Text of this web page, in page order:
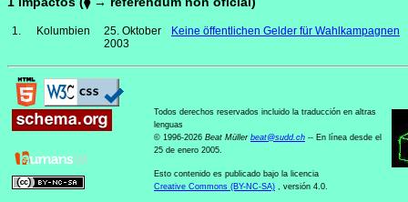
1. Kolumbien
25. Oktober
2003
Keine öffentlichen Gelder für Wahlkampagnen
Todos derechos reservados incluido la traducción en altras
lenguas
© 1996-2026 Beat Müller beat@sudd.ch -- En línea desde el
25 de enero 2005.
Esto contenido es publicado bajo la licencia
Creative Commons (BY-NC-SA) , versión 4.0.